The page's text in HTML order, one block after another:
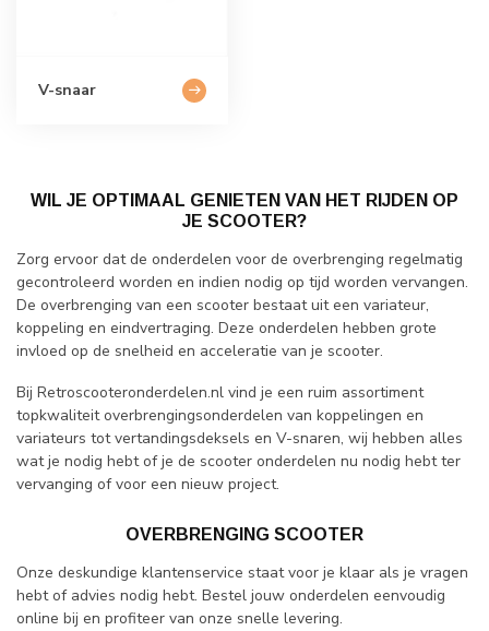
V-snaar
WIL JE OPTIMAAL GENIETEN VAN HET RIJDEN OP
JE SCOOTER?
Zorg ervoor dat de onderdelen voor de overbrenging regelmatig
gecontroleerd worden en indien nodig op tijd worden vervangen.
De overbrenging van een scooter bestaat uit een variateur,
koppeling en eindvertraging. Deze onderdelen hebben grote
invloed op de snelheid en acceleratie van je scooter.
Bij Retroscooteronderdelen.nl vind je een ruim assortiment
topkwaliteit overbrengingsonderdelen van koppelingen en
variateurs tot vertandingsdeksels en V-snaren, wij hebben alles
wat je nodig hebt of je de scooter onderdelen nu nodig hebt ter
vervanging of voor een nieuw project.
OVERBRENGING SCOOTER
Onze deskundige klantenservice staat voor je klaar als je vragen
hebt of advies nodig hebt. Bestel jouw onderdelen eenvoudig
online bij en profiteer van onze snelle levering.